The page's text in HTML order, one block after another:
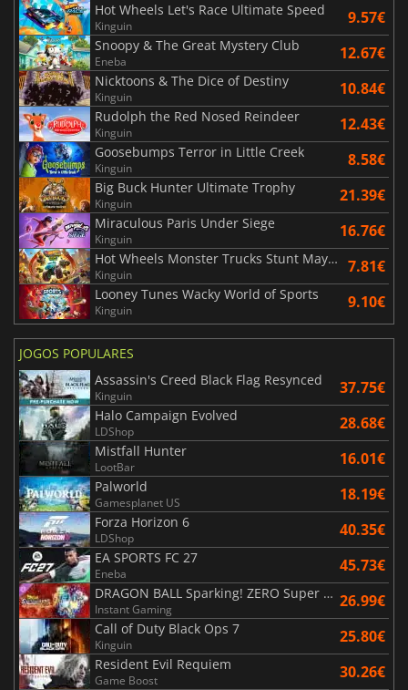
Hot Wheels Let's Race Ultimate Speed
Kinguin 9.57€
Snoopy & The Great Mystery Club
Eneba 12.67€
Nicktoons & The Dice of Destiny
Kinguin 10.84€
Rudolph the Red Nosed Reindeer
Kinguin 12.43€
Goosebumps Terror in Little Creek
Kinguin 8.58€
Big Buck Hunter Ultimate Trophy
Kinguin 21.39€
Miraculous Paris Under Siege
Kinguin 16.76€
Hot Wheels Monster Trucks Stunt Mayhem
Kinguin 7.81€
Looney Tunes Wacky World of Sports
Kinguin 9.10€
JOGOS POPULARES
Assassin's Creed Black Flag Resynced
Kinguin 37.75€
Halo Campaign Evolved
LDShop 28.68€
Mistfall Hunter
LootBar 16.01€
Palworld
Gamesplanet US 18.19€
Forza Horizon 6
LDShop 40.35€
EA SPORTS FC 27
Eneba 45.73€
DRAGON BALL Sparking! ZERO Super Limit Breaking NEO
Instant Gaming 26.99€
Call of Duty Black Ops 7
Kinguin 25.80€
Resident Evil Requiem
Game Boost 30.26€